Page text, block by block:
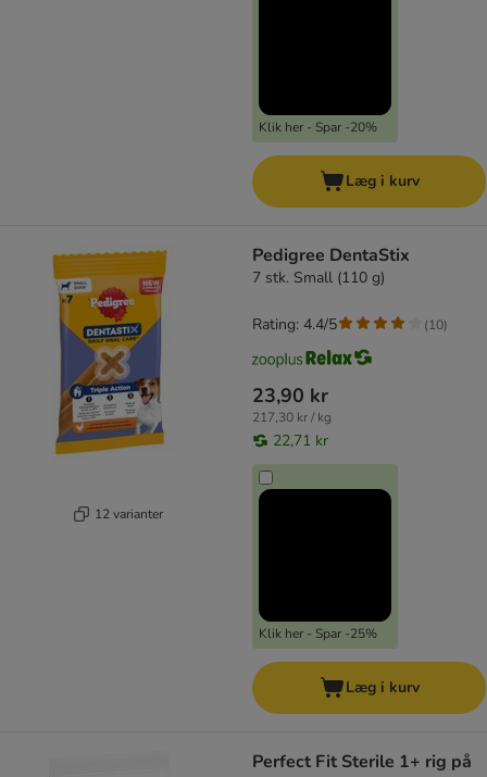
Klik her - Spar -20%
Læg i kurv
12 varianter
Pedigree DentaStix
7 stk. Small (110 g)
23,90 kr
217,30 kr / kg
22,71 kr
Klik her - Spar -25%
Rating: 4.4/5 (10)
Læg i kurv
Perfect Fit Sterile 1+ rig på